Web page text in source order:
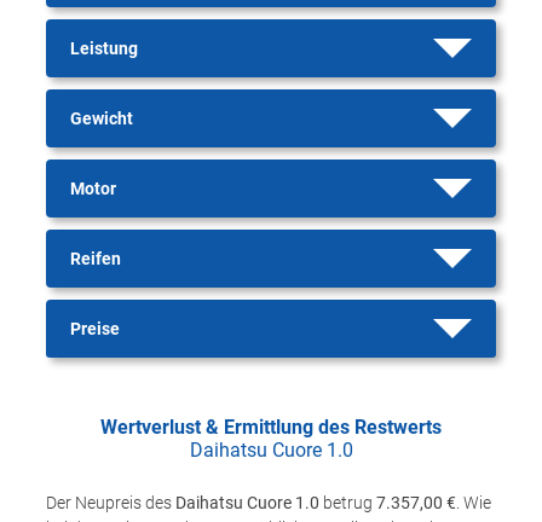
Leistung
Gewicht
Motor
Reifen
Preise
Wertverlust & Ermittlung des Restwerts
Daihatsu Cuore 1.0
Der Neupreis des Daihatsu Cuore 1.0 betrug 7.357,00 € . Wie